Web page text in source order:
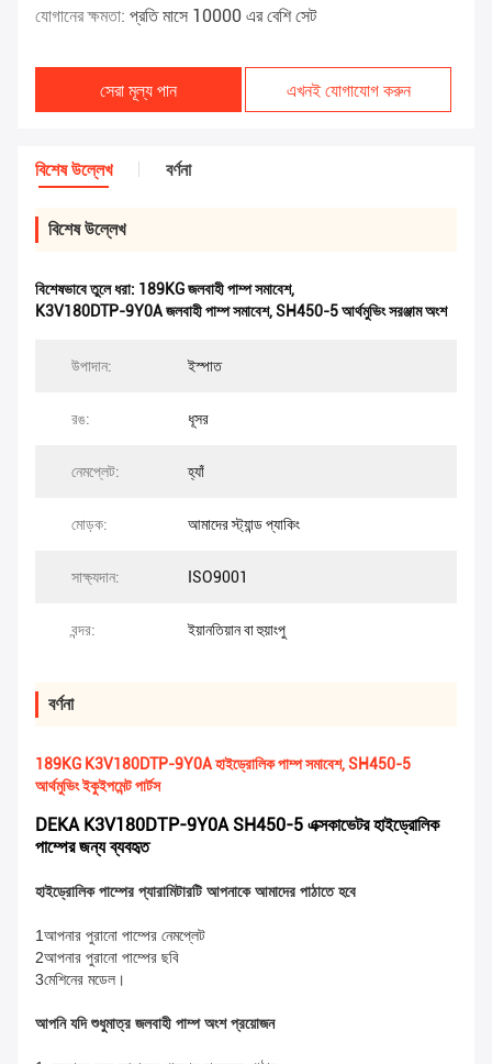
যোগানের ক্ষমতা: প্রতি মাসে 10000 এর বেশি সেট
সেরা মূল্য পান এখনই যোগাযোগ করুন
বিশেষ উল্লেখ বর্ণনা
বিশেষ উল্লেখ
বিশেষভাবে তুলে ধরা: 189KG জলবাহী পাম্প সমাবেশ,
K3V180DTP-9Y0A জলবাহী পাম্প সমাবেশ,SH450-5 আর্থমুভিং সরঞ্জাম অংশ
উপাদান: ইস্পাত
রঙ: ধূসর
নেমপ্লেট: হ্যাঁ
মোড়ক: আমাদের স্ট্যান্ড প্যাকিং
সাক্ষ্যদান: ISO9001
বন্দর: ইয়ানতিয়ান বা হুয়াংপু
বর্ণনা
189KG K3V180DTP-9Y0A হাইড্রোলিক পাম্প সমাবেশ, SH450-5
আর্থমুভিং ইকুইপমেন্ট পার্টস
DEKA K3V180DTP-9Y0A SH450-5 এক্সকাভেটর হাইড্রোলিক
পাম্পের জন্য ব্যবহৃত
হাইড্রোলিক পাম্পের প্যারামিটারটি আপনাকে আমাদের পাঠাতে হবে
1আপনার পুরানো পাম্পের নেমপ্লেট
2আপনার পুরানো পাম্পের ছবি
3মেশিনের মডেল।
আপনি যদি শুধুমাত্র জলবাহী পাম্প অংশ প্রয়োজন